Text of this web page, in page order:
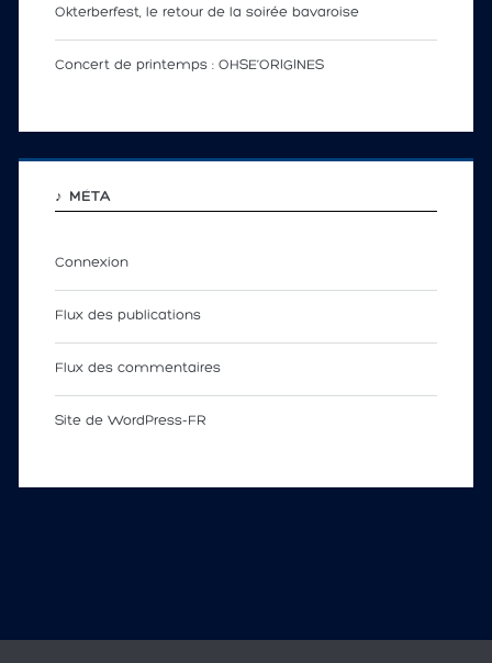
Okterberfest, le retour de la soirée bavaroise
Concert de printemps : OHSE’ORIGINES
♪ MÉTA
Connexion
Flux des publications
Flux des commentaires
Site de WordPress-FR